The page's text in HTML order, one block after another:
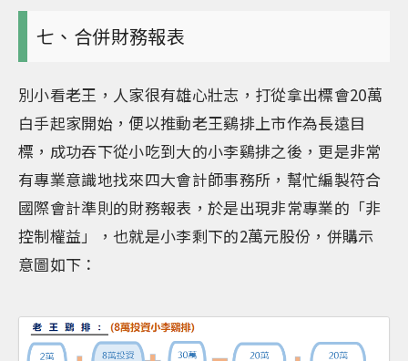
七、合併財務報表
別小看老王，人家很有雄心壯志，打從拿出標會20萬
白手起家開始，便以推動老王鷄排上市作為長遠目
標，成功吞下從小吃到大的小李鷄排之後，更是非常
有專業意識地找來四大會計師事務所，幫忙編製符合
國際會計準則的財務報表，於是出現非常專業的「非
控制權益」，也就是小李剩下的2萬元股份，併購示
意圖如下：